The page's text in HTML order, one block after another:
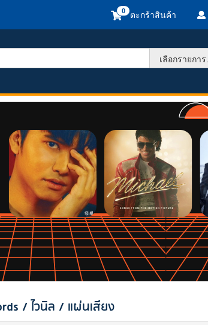
ตะกร้าสินค้า
/ ไวนิล / แผ่นเสียง